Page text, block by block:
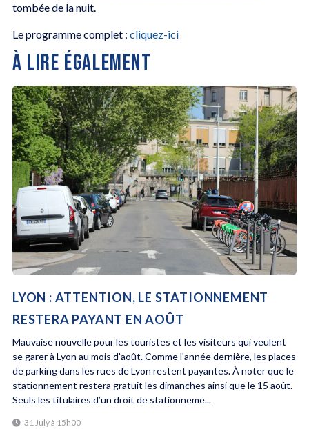
tombée de la nuit.
Le programme complet : cliquez-ici
À LIRE ÉGALEMENT
LYON : ATTENTION, LE STATIONNEMENT
RESTERA PAYANT EN AOÛT
Mauvaise nouvelle pour les touristes et les visiteurs qui veulent
se garer à Lyon au mois d'août. Comme l'année dernière, les places
de parking dans les rues de Lyon restent payantes. À noter que le
stationnement restera gratuit les dimanches ainsi que le 15 août.
Seuls les titulaires d’un droit de stationneme...
31 July à 15h00